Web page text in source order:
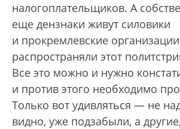
налогоплательщиков. А
еще дензнаки живут силовики
и прокремлевские
распространяли этот
Все это можно и нужно
и против этого необходимо
Только вот удивляться — не
видно, уже подзабыли, а